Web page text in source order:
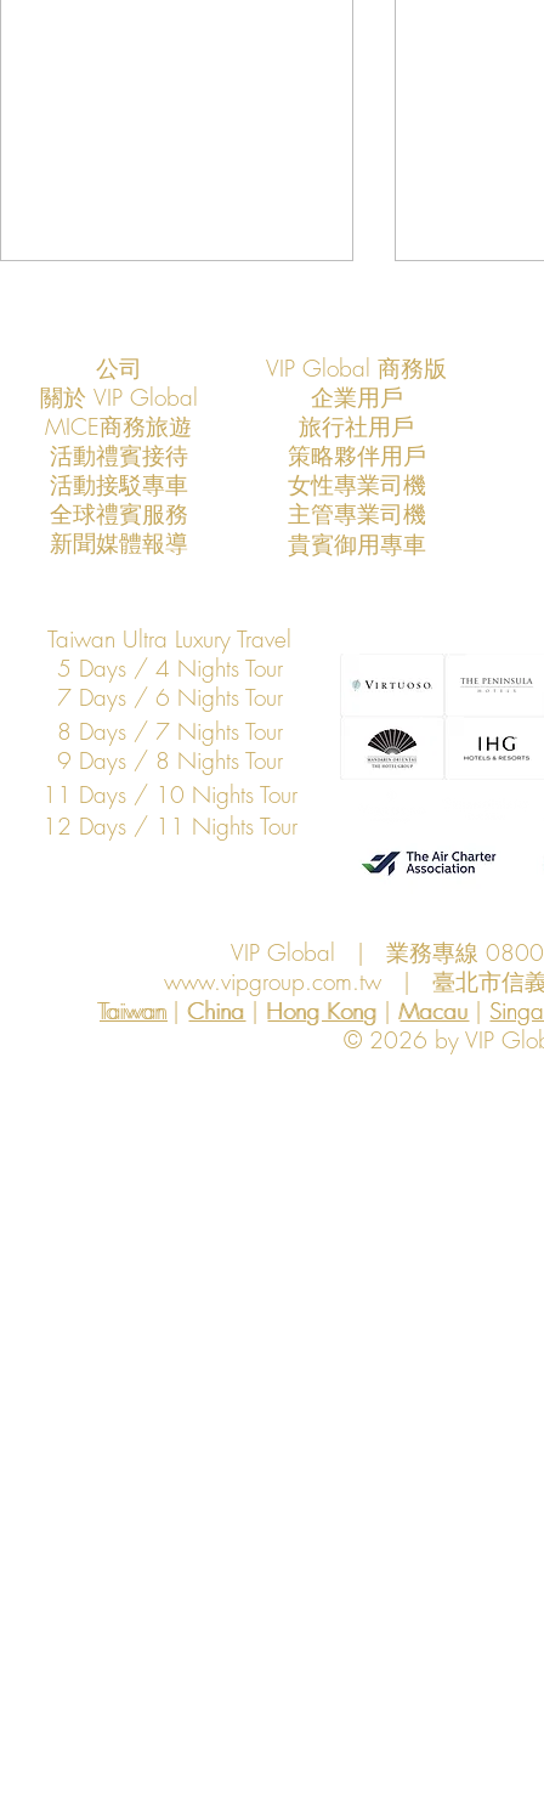
VIP Global成功支援COMPUTEX
2026全球AI產業領袖訪台專案
打造亞洲科技展會商務移動與
VIP Global成
2025全球AI
公司
VIP Global 商務版
關於 VIP Global
企業用戶
​MICE商務旅遊
旅行社用戶
​活動禮賓接待
策略夥伴用戶
活動接駁專車
​全球禮賓服務
​新聞媒體報導
​女性專業司機
​主管專業司機
​貴賓御用專車
Taiwan Ultra Luxury Travel
5 Days / 4 Nights Tour
7 Days / 6 Nights Tour
8 Days / 7 Nights Tour
9 Days / 8 Nights Tour
11 Days / 10 Nights Tour
12 Days / 11 Nights Tour
VIP Global | 業務專線
www.vipgroup.com.tw | 臺北市信
Taiwan | China | Hong Kong | Macau |
Hong Kong
China Macau
Taiwan
© 2026 by VIP